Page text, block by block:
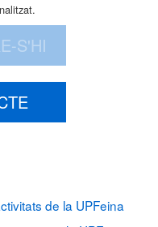
S'HI
de la UPFeina